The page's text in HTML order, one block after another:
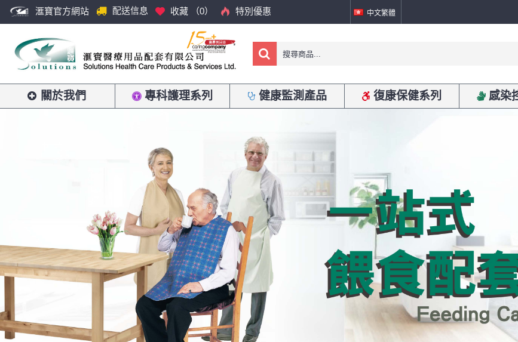
滙寶官方網站 配送信息 收藏 （0） 特別優惠 中文繁體
關於我們 專科護理系列 健康監測產品 復康保健系列 感染